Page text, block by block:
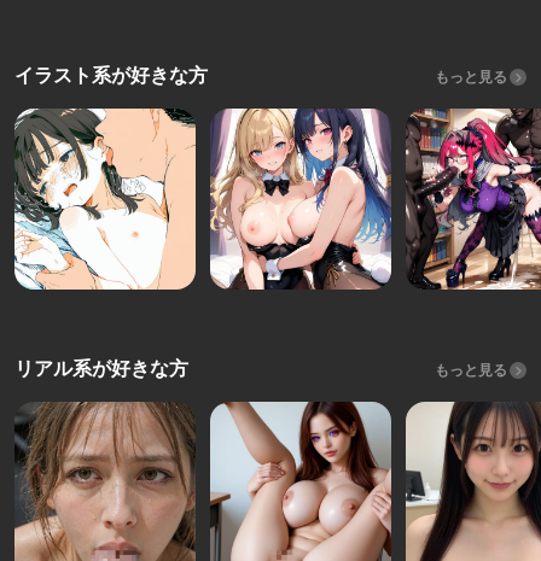
イラスト系が好きな方 もっと見る
リアル系が好きな方 もっと見る